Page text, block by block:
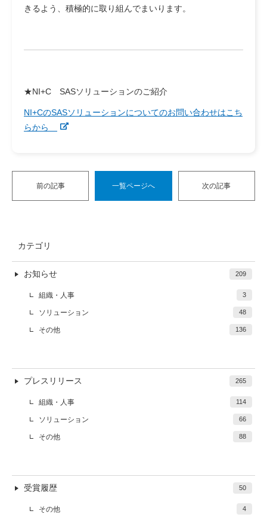
きるよう、積極的に取り組んでまいります。
★NI+C SASソリューションのご紹介
NI+CのSASソリューションについてのお問い合わせはこち
らから
前の記事 一覧ページへ 次の記事
カテゴリ
お知らせ 209
組織・人事 3
ソリューション 48
その他 136
プレスリリース 265
組織・人事 114
ソリューション 66
その他 88
受賞履歴 50
その他 4